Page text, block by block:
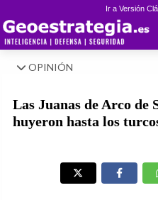
Ir a Versión
OPINIÓN
Las Juanas de Arco de
huyeron hasta los